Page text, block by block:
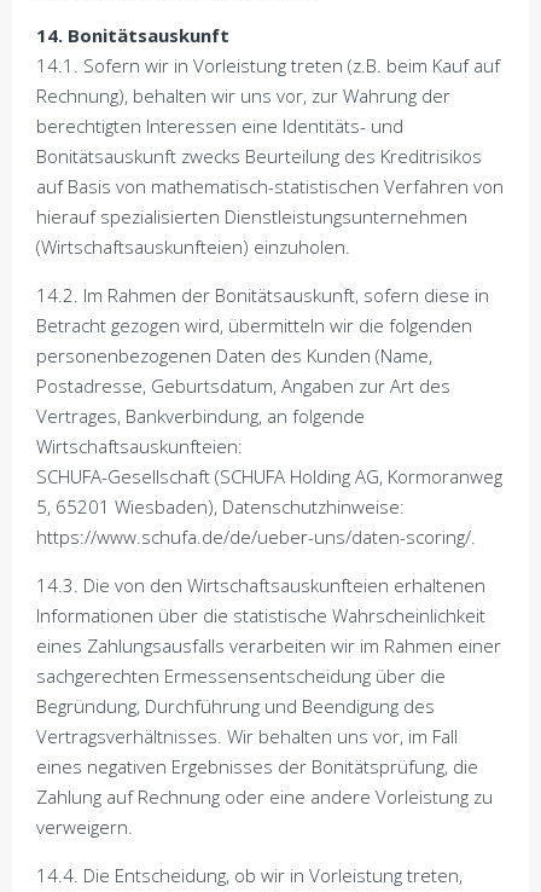
14. Bonitätsauskunft
14.1. Sofern wir in Vorleistung treten (z.B. beim Kauf auf
Rechnung), behalten wir uns vor, zur Wahrung der
berechtigten Interessen eine Identitäts- und
Bonitätsauskunft zwecks Beurteilung des Kreditrisikos
auf Basis von mathematisch-statistischen Verfahren von
hierauf spezialisierten Dienstleistungsunternehmen
(Wirtschaftsauskunfteien) einzuholen.
14.2. Im Rahmen der Bonitätsauskunft, sofern diese in
Betracht gezogen wird, übermitteln wir die folgenden
personenbezogenen Daten des Kunden (Name,
Postadresse, Geburtsdatum, Angaben zur Art des
Vertrages, Bankverbindung, an folgende
Wirtschaftsauskunfteien:
SCHUFA-Gesellschaft (SCHUFA Holding AG, Kormoranweg
5, 65201 Wiesbaden), Datenschutzhinweise:
https://www.schufa.de/de/ueber-uns/daten-scoring/.
14.3. Die von den Wirtschaftsauskunfteien erhaltenen
Informationen über die statistische Wahrscheinlichkeit
eines Zahlungsausfalls verarbeiten wir im Rahmen einer
sachgerechten Ermessensentscheidung über die
Begründung, Durchführung und Beendigung des
Vertragsverhältnisses. Wir behalten uns vor, im Fall
eines negativen Ergebnisses der Bonitätsprüfung, die
Zahlung auf Rechnung oder eine andere Vorleistung zu
verweigern.
14.4. Die Entscheidung, ob wir in Vorleistung treten,